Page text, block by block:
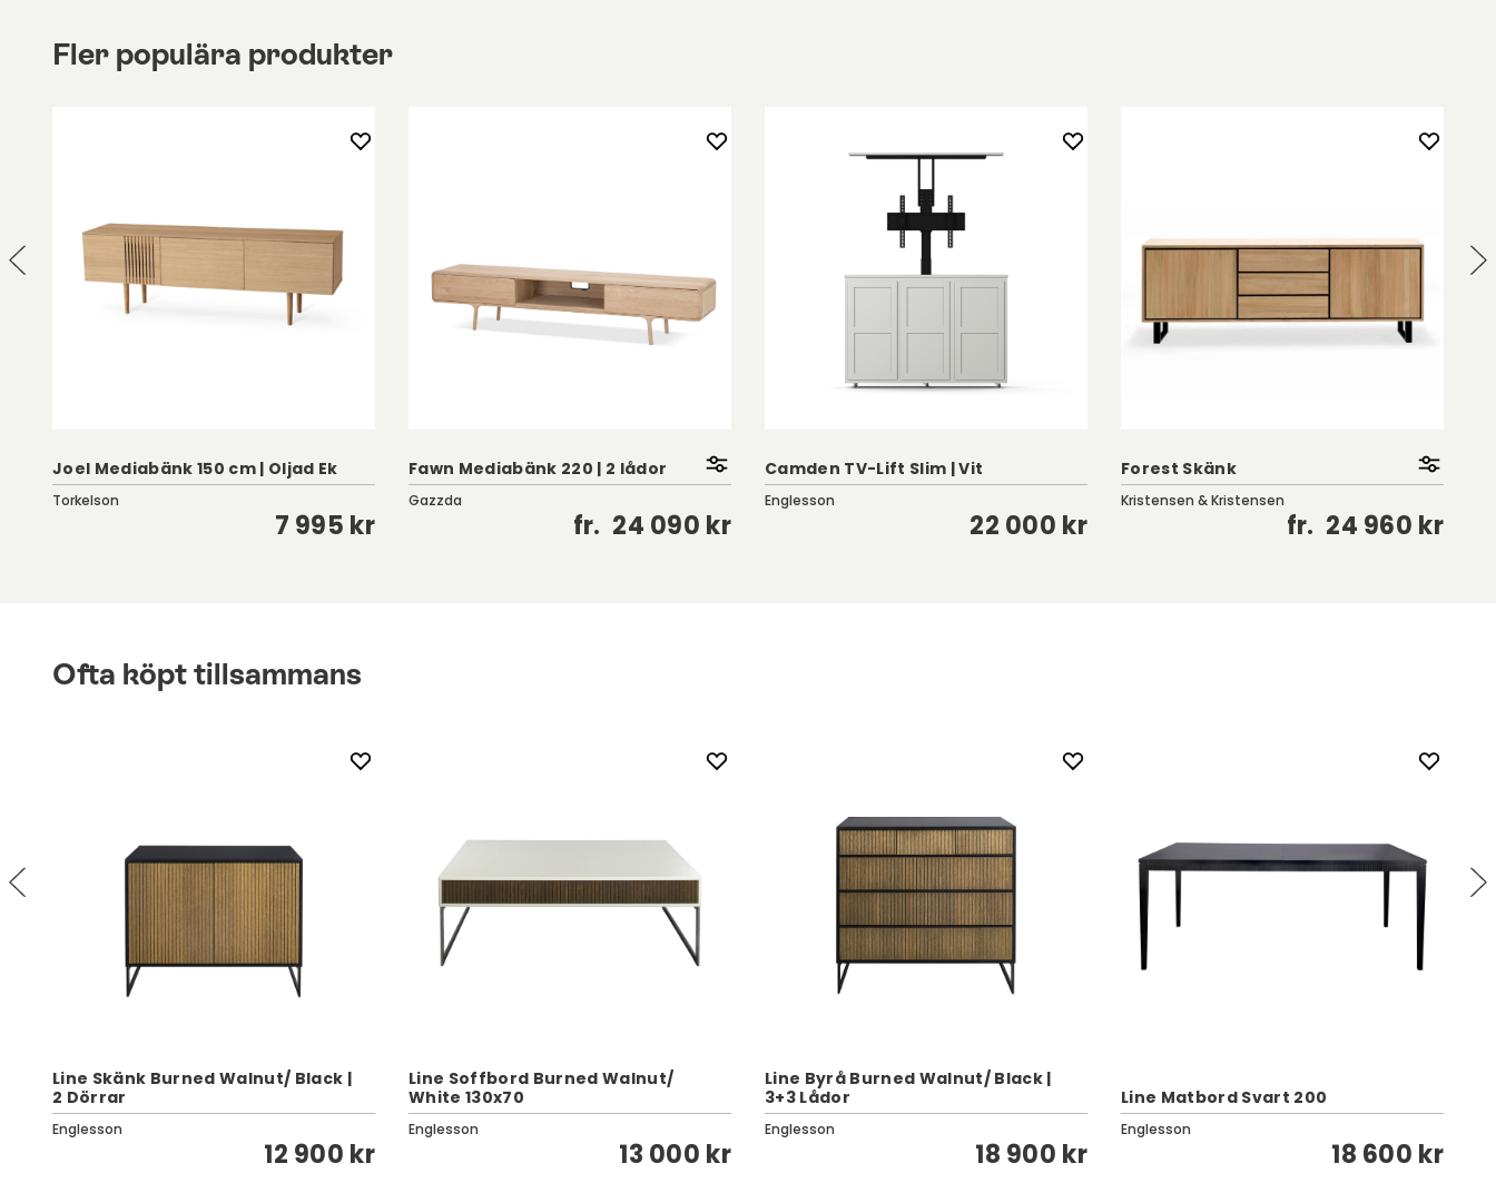
förvaringsmöbeln enkel att flytta. Två av hjulen är låsbara. Liften
har en inbyggd säkerhetsfunktion där den automatiskt stannar
Fler populära produkter
Joel Mediabänk 150 cm | Oljad Ek
Torkelson
7 995 kr
Fawn Mediabänk 220 | 2 lådor
Gazzda
fr. 24 090 kr
Camden TV-Lift Slim | Vit
Englesson
22 000 kr
Forest Skänk
Kristensen & Kristensen
fr. 24 960 kr
Ofta köpt tillsammans
Line Skänk Burned Walnut/ Black |
2 Dörrar
Englesson
12 900 kr
Line Soffbord Burned Walnut/
White 130x70
Englesson
13 000 kr
Line Byrå Burned Walnut/ Black |
3+3 Lådor
Englesson
18 900 kr
Line Matbord Svart 200
Englesson
18 600 kr